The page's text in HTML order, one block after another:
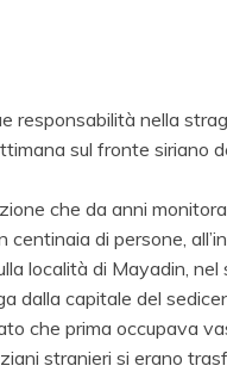
responsabilità nella
sul fronte siriano
che da anni
di persone,
località di Mayadin, nel
dalla capitale del
che prima occupava
stranieri si erano